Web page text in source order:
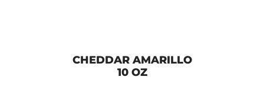
CHEDDAR AMARILLO
10 OZ